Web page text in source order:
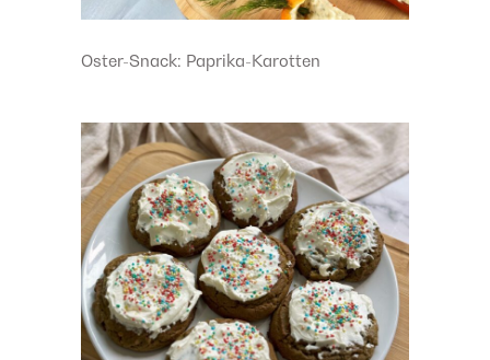
Oster-Snack: Paprika-Karotten